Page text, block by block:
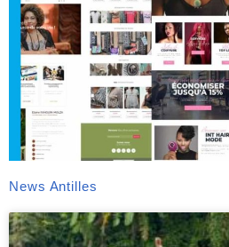
News Antilles